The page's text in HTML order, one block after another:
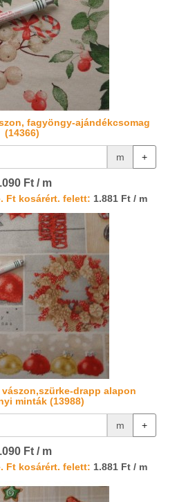
fagyöngy-ajándékcsomag
(14366)
m +
Ft / m
Ft kosárért. felett: 1.881 Ft / m
drapp alapon
minták (13988)
m +
Ft / m
Ft kosárért. felett: 1.881 Ft / m